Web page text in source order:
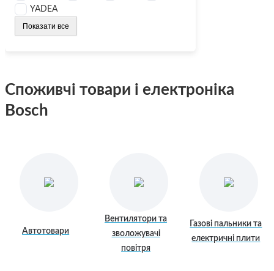
YADEA
Показати все
Споживчі товари і електроніка
Bosch
Автотовари
Вентилятори та
зволожувачі
повітря
Газові пальники та
електричні плити